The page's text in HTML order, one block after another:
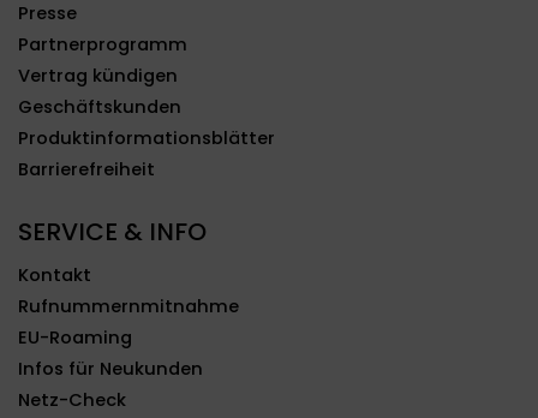
Presse
Partnerprogramm
Vertrag kündigen
Geschäftskunden
Produktinformationsblätter
Barrierefreiheit
SERVICE & INFO
Kontakt
Rufnummernmitnahme
EU-Roaming
Infos für Neukunden
Netz-Check